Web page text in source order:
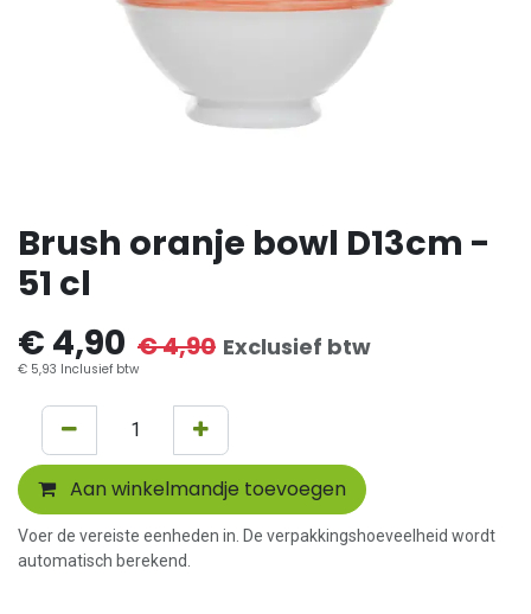
Brush oranje bowl D13cm -
51 cl
€ 4,90 €4,90 Exclusief btw
€ 5,93 Inclusief btw
Aan winkelmandje toevoegen
Voer de vereiste eenheden in. De verpakkingshoeveelheid wordt
automatisch berekend.